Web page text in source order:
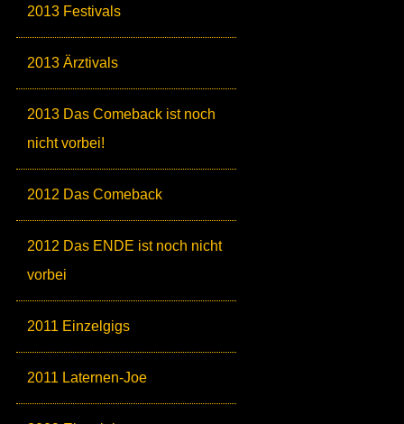
2013 Festivals
2013 Ärztivals
2013 Das Comeback ist noch
nicht vorbei!
2012 Das Comeback
2012 Das ENDE ist noch nicht
vorbei
2011 Einzelgigs
2011 Laternen-Joe